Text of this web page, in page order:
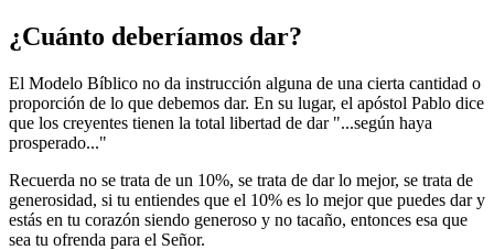
¿Cuánto deberíamos dar?
El Modelo Bíblico no da instrucción alguna de una cierta cantidad o
proporción de lo que debemos dar. En su lugar, el apóstol Pablo dice
que los creyentes tienen la total libertad de dar "...según haya
prosperado..."
Recuerda no se trata de un 10%, se trata de dar lo mejor, se trata de
generosidad, si tu entiendes que el 10% es lo mejor que puedes dar y
estás en tu corazón siendo generoso y no tacaño, entonces esa que
sea tu ofrenda para el Señor.